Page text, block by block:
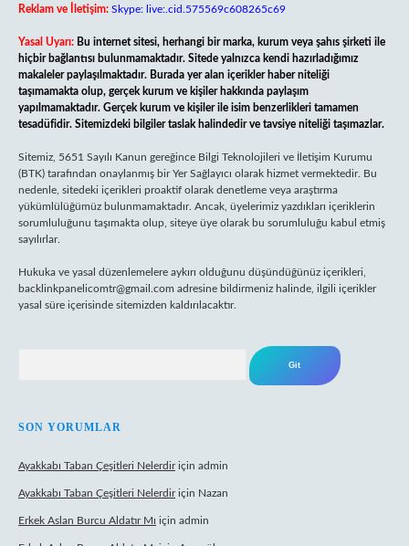
Reklam ve İletişim: Skype: live:.cid.575569c608265c69
Yasal Uyarı: Bu internet sitesi, herhangi bir marka, kurum veya şahıs şirketi ile
hiçbir bağlantısı bulunmamaktadır. Sitede yalnızca kendi hazırladığımız
makaleler paylaşılmaktadır. Burada yer alan içerikler haber niteliği
taşımamakta olup, gerçek kurum ve kişiler hakkında paylaşım
yapılmamaktadır. Gerçek kurum ve kişiler ile isim benzerlikleri tamamen
tesadüfidir. Sitemizdeki bilgiler taslak halindedir ve tavsiye niteliği taşımazlar.
Sitemiz, 5651 Sayılı Kanun gereğince Bilgi Teknolojileri ve İletişim Kurumu
(BTK) tarafından onaylanmış bir Yer Sağlayıcı olarak hizmet vermektedir. Bu
nedenle, sitedeki içerikleri proaktif olarak denetleme veya araştırma
yükümlülüğümüz bulunmamaktadır. Ancak, üyelerimiz yazdıkları içeriklerin
sorumluluğunu taşımakta olup, siteye üye olarak bu sorumluluğu kabul etmiş
sayılırlar.
Hukuka ve yasal düzenlemelere aykırı olduğunu düşündüğünüz içerikleri,
backlinkpanelicomtr@gmail.com adresine bildirmeniz halinde, ilgili içerikler
yasal süre içerisinde sitemizden kaldırılacaktır.
SON YORUMLAR
Ayakkabı Taban Çeşitleri Nelerdiriçin admin
Ayakkabı Taban Çeşitleri Nelerdiriçin Nazan
Erkek Aslan Burcu Aldatır Mı için admin